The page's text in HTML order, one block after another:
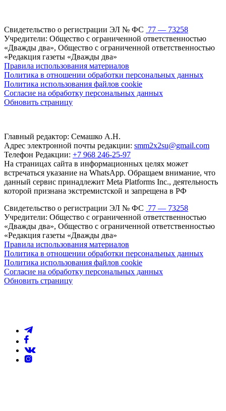
Свидетельство о регистрации ЭЛ № ФС 77 — 73258
Учредители: Общество с ограниченной ответственностью
«Дважды два», Общество с ограниченной ответственностью
«Редакция газеты «Дважды два»
Правила использования материалов
Политика в отношении обработки персональных данных
Политика использования файлов cookie
Согласие на обработку персональных данных
Обновить страницу
Главный редактор: Семашко А.Н.
Адрес электронной почты редакции: smm2x2su@gmail.com
Телефон Редакции: +7 968 246-25-97
На страницах сайта в информационных целях может
встречаться указание на WhatsApp. Обращаем внимание, что
данный сервис принадлежит Meta Platforms Inc., деятельность
которой признана экстремистской и запрещена в РФ
Свидетельство о регистрации ЭЛ № ФС 77 — 73258
Учредители: Общество с ограниченной ответственностью
«Дважды два», Общество с ограниченной ответственностью
«Редакция газеты «Дважды два»
Правила использования материалов
Политика в отношении обработки персональных данных
Политика использования файлов cookie
Согласие на обработку персональных данных
Обновить страницу